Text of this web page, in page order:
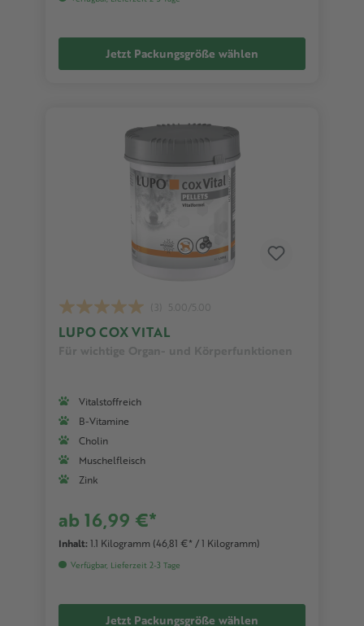
Jetzt Packungsgröße wählen
LUPO COX VITAL
Vitalstoffreich
B-Vitamine
Cholin
Muschelfleisch
Zink
ab 16,99 €*
Inhalt: 1.1 Kilogramm (46,81 €* / 1 Kilogramm)
Verfügbar, Lieferzeit 2-3 Tage
Jetzt Packungsgröße wählen